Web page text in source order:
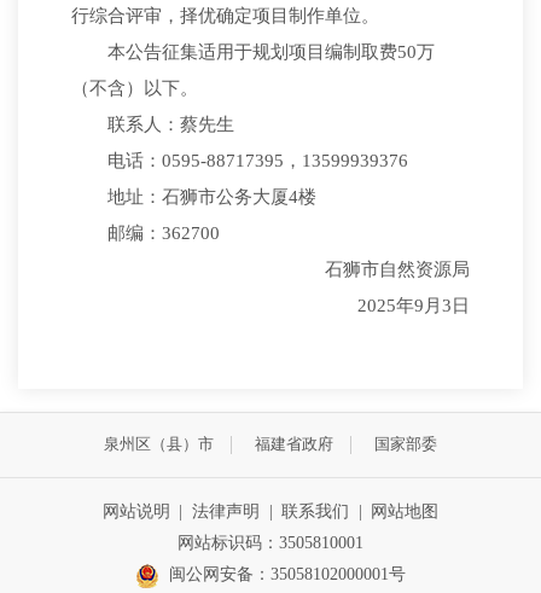
行综合评审，择优确定项目制作单位。
本公告征集适用于规划项目编制取费50万
（不含）以下。
联系人：蔡先生
电话：0595-88717395，13599939376
地址：石狮市公务大厦4楼
邮编：362700
石狮市自然资源局
2025年9月3日
泉州区（县）市 福建省政府 国家部委
网站说明 法律声明 联系我们
网站地图
网站标识码：3505810001
闽公网安备：35058102000001号